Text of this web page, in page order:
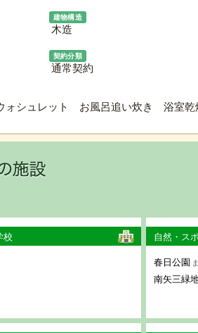
建物構造
木造
契約分類
通常契約
ォシュレット お風呂追い炊き 浴室
校 自然・ス
春日公園
南矢三緑